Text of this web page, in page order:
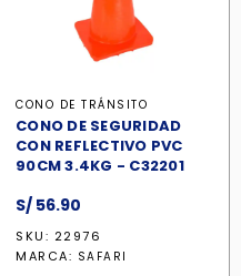
CONO DE TRÁNSITO
CONO DE SEGURIDAD
CON REFLECTIVO PVC
90CM 3.4KG - C32201
S/ 56.90
SKU: 22976
MARCA: SAFARI